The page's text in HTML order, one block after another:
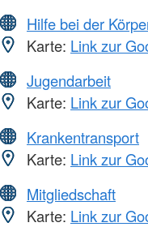
Hilfe bei der
Karte: Link zur
Jugendarbeit
Karte: Link zur
Krankentransport
Karte: Link zur
Mitgliedschaft
Karte: Link zur